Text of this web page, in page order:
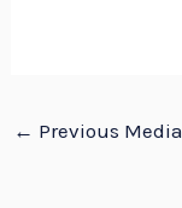
← Previous Media